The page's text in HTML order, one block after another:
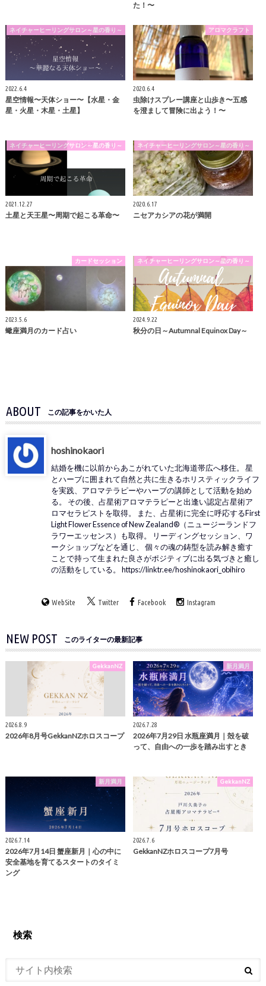
た！〜
ネイチャーヒーリングサロン～星の香り～
2022.6.4
星空情報〜天体ショー〜【水星・金
星・火星・木星・土星】
アロマクラフト
2020.6.4
虫除けスプレー講座と山歩き〜五感
を澄まして冒険に出よう！〜
ネイチャーヒーリングサロン～星の香り～
2021.12.27
土星と天王星〜周期で起こる革命〜
ネイチャーヒーリングサロン～星の香り～
2020.6.17
ニセアカシアの花が満開
カードセッション
2023.5.6
蠍座満月のカード占い
ネイチャーヒーリングサロン～星の香り～
2024.9.22
秋分の日～Autumnal Equinox Day～
ABOUT この記事をかいた人
hoshinokaori
結婚を機に以前からあこがれていた北海道帯広へ移住。 星
とハーブに囲まれて自然と共に生きるホリスティックライフ
を実践、アロマテラピーやハーブの講師として活動を始め
る。 その後、占星術アロマテラピーと出逢い認定占星術ア
ロマセラピストを取得。 また、占星術に完全に呼応するFirst
Light Flower Essence of New Zealand®（ニュージーランドフ
ラワーエッセンス）も取得。 リーディングセッション、ワ
ークショップなどを通じ、 個々の魂の鋳型を読み解き癒す
ことで持って生まれた良さがポジティブに出る気づきと癒し
の活動をしている。 https://linktr.ee/hoshinokaori_obihiro
WebSite Twitter Facebook Instagram
NEW POST このライターの最新記事
GekkanNZ
2026.8.9
2026年8月号GekkanNZホロスコープ
新月満月
2026.7.28
2026年7月29日 水瓶座満月｜殻を破
って、自由への一歩を踏み出すとき
新月満月
2026.7.14
2026年7月14日 蟹座新月｜心の中に
安全基地を育てるスタートのタイミ
ング
GekkanNZ
2026.7.6
GekkanNZホロスコープ7月号
検索